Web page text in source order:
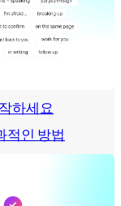
하세요
적인 방법